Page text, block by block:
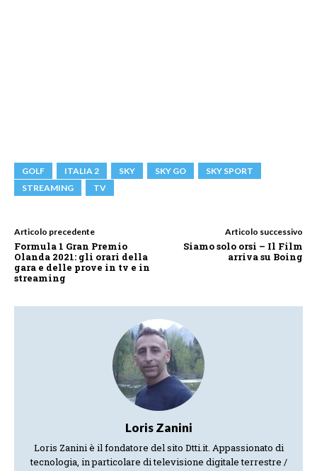
GOLF ITALIA 2 SKY SKY GO
SKY SPORT
STREAMING
TV
Articolo precedente
Formula 1 Gran Premio
Olanda 2021: gli orari della
gara e delle prove in tv e in
streaming
Articolo successivo
Siamo solo orsi – Il Film
arriva su Boing
Loris Zanini
Loris Zanini è il fondatore del sito Dtti.it. Appassionato di
tecnologia, in particolare di televisione digitale terrestre /